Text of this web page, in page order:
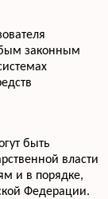
законным
быть
власти
и в порядке,
Федерации.